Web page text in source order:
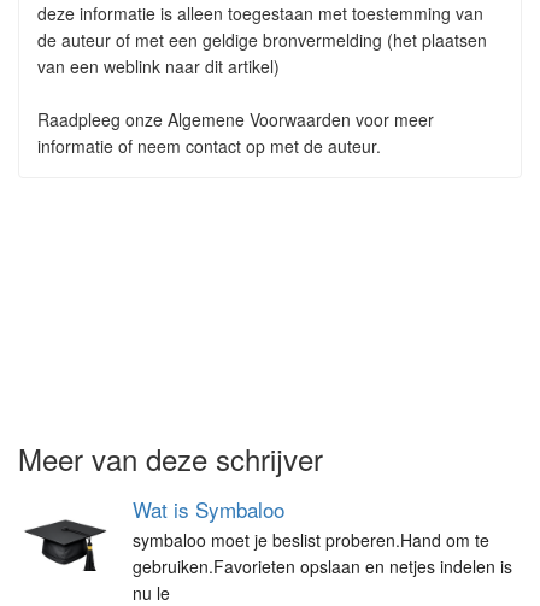
deze informatie is alleen toegestaan met toestemming van
de auteur of met een geldige bronvermelding (het plaatsen
van een weblink naar dit artikel)
Raadpleeg onze Algemene Voorwaarden voor meer
informatie of neem contact op met de auteur.
Meer van deze schrijver
Wat is Symbaloo
symbaloo moet je beslist proberen.Hand om te
gebruiken.Favorieten opslaan en netjes indelen is
nu le